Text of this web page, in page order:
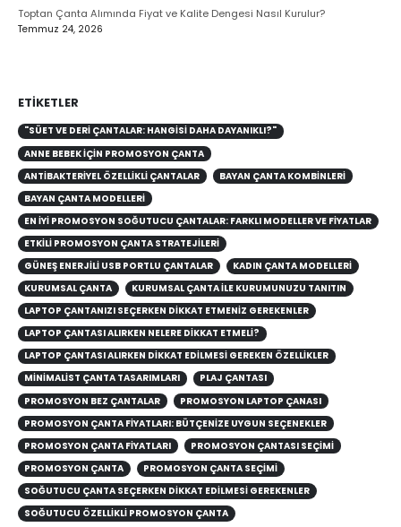
Toptan Çanta Alımında Fiyat ve Kalite Dengesi Nasıl Kurulur?
Temmuz 24, 2026
ETIKETLER
"SÜET VE DERI ÇANTALAR: HANGISI DAHA DAYANIKLI?"
ANNE BEBEK İÇIN PROMOSYON ÇANTA
ANTIBAKTERIYEL ÖZELLIKLI ÇANTALAR
BAYAN ÇANTA KOMBİNLERİ
BAYAN ÇANTA MODELLERİ
EN İYI PROMOSYON SOĞUTUCU ÇANTALAR: FARKLI MODELLER VE FIYATLAR
ETKILI PROMOSYON ÇANTA STRATEJILERI
GÜNEŞ ENERJILI USB PORTLU ÇANTALAR
KADIN ÇANTA MODELLERİ
KURUMSAL ÇANTA
KURUMSAL ÇANTA ILE KURUMUNUZU TANITIN
LAPTOP ÇANTANIZI SEÇERKEN DIKKAT ETMENIZ GEREKENLER
LAPTOP ÇANTASI ALIRKEN NELERE DİKKAT ETMELİ?
LAPTOP ÇANTASI ALIRKEN DIKKAT EDILMESI GEREKEN ÖZELLIKLER
MINIMALIST ÇANTA TASARIMLARI
PLAJ ÇANTASI
PROMOSYON BEZ ÇANTALAR
PROMOSYON LAPTOP ÇANASI
PROMOSYON ÇANTA FIYATLARI: BÜTÇENIZE UYGUN SEÇENEKLER
PROMOSYON ÇANTA FİYATLARI
PROMOSYON ÇANTASI SEÇİMİ
PROMOSYON ÇANTA
PROMOSYON ÇANTA SEÇIMI
SOĞUTUCU ÇANTA SEÇERKEN DIKKAT EDILMESI GEREKENLER
SOĞUTUCU ÖZELLIKLI PROMOSYON ÇANTA